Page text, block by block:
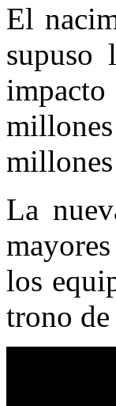
El
supuso
La
los
trono de